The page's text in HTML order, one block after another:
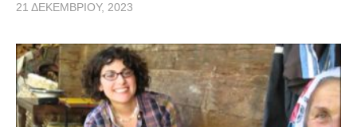
21 ΔΕΚΕΜΒΡΊΟΥ, 2023